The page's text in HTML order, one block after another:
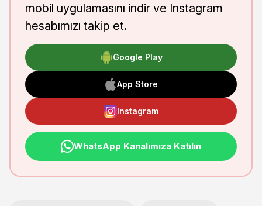
mobil uygulamasını indir ve Instagram
hesabımızı takip et.
Google Play
App Store
Instagram
WhatsApp Kanalımıza Katılın